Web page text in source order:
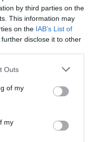
by third parties on the
This information may
on the IAB’s List of
disclose it to other
Outs
of my
my
audierii
că „a fost avizat
Fostul
poreclit „Coco”,
„în mod fantomatic”
aflându-se că un